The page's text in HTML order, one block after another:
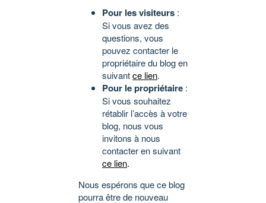
Pour les visiteurs :
Si vous avez des
questions, vous
pouvez contacter le
propriétaire du blog en
suivantce lien.
Pour le propriétaire :
Si vous souhaitez
rétablir l’accès à votre
blog, nous vous
invitons à nous
contacter en suivant
ce lien.
Nous espérons que ce blog
pourra être de nouveau